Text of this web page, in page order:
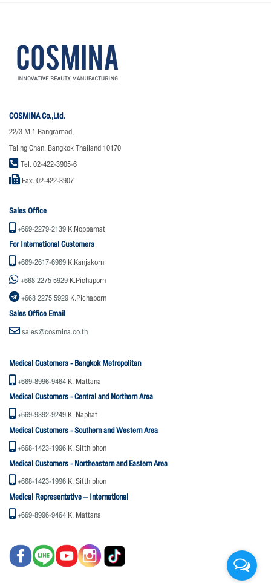
COSMINA Co.,Ltd.
22/3 M.1 Bangramad,
Taling Chan, Bangkok Thailand 10170
Tel. 02-422-3905-6
Fax. 02-422-3907
Sales Office
+669-2279-2139K.Noppamat
For International Customers
+669-2617-6969K.Kanjakorn
+668 2275 5929K.Pichaporn
+668 2275 5929K.Pichaporn
Sales Office Email
sales@cosmina.co.th
Medical Customers - Bangkok Metropolitan
+669-8996-9464K. Mattana
Medical Customers - Central and Northern Area
+669-9392-9249K. Naphat
Medical Customers - Southern and Western Area
+668-1423-1996K. Sitthiphon
Medical Customers - Northeastern and Eastern Area
+668-1423-1996K. Sitthiphon
Medical Representative – International
+669-8996-9464K. Mattana